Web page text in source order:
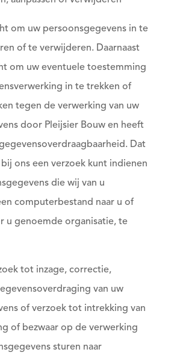
om uw persoonsgegevens in te
of te verwijderen. Daarnaast
om uw eventuele toestemming
in te trekken of
tegen de verwerking van uw
door Pleijsier Bouw en heeft
Dat
ons een verzoek kunt indienen
die wij van u
computerbestand naar u of
u genoemde organisatie, te
tot inzage, correctie,
van uw
of verzoek tot intrekking van
of bezwaar op de verwerking
sturen naar